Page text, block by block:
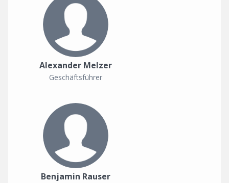
Alexander Melzer
Geschäftsführer
Benjamin Rauser